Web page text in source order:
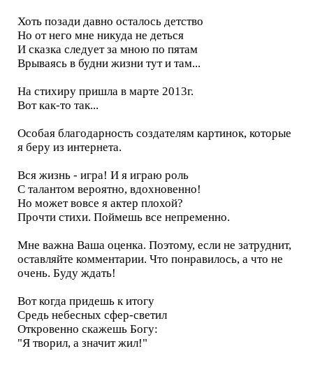
Хоть позади давно осталось детство
Но от него мне никуда не деться
И сказка следует за мною по пятам
Врываясь в будни жизни тут и там...
На стихиру пришла в марте 2013г.
Вот как-то так...
Особая благодарность создателям картинок, которые
я беру из интернета.
Вся жизнь - игра! И я играю роль
С талантом вероятно, вдохновенно!
Но может вовсе я актер плохой?
Прочти стихи. Поймешь все непременно.
Мне важна Ваша оценка. Поэтому, если не затруднит,
оставляйте комментарии. Что понравилось, а что не
очень. Буду ждать!
Вот когда придешь к итогу
Средь небесных сфер-светил
Откровенно скажешь Богу:
"Я творил, а значит жил!"